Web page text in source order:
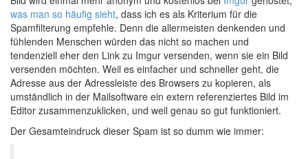
was man so häufig sieht, dass ich es als Kriterium für die
Spamfilterung empfehle. Denn die allermeisten denkenden und
fühlenden Menschen würden das nicht so machen und
tendenziell eher den Link zu Imgur versenden, wenn sie ein Bild
versenden möchten. Weil es einfacher und schneller geht, die
Adresse aus der Adressleiste des Browsers zu kopieren, als
umständlich in der Mailsoftware ein extern referenziertes Bild im
Editor zusammenzuklicken, und weil genau so gut funktioniert.
Der Gesamteindruck dieser Spam ist so dumm wie immer: